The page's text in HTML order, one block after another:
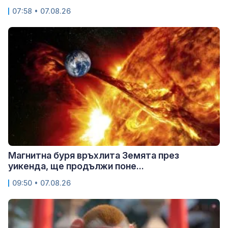
07:58 • 07.08.26
Магнитна буря връхлита Земята през
уикенда, ще продължи поне...
09:50 • 07.08.26